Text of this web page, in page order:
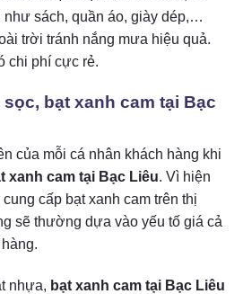
như sách, quần áo, giày dép,…
trời tránh nắng mưa hiệu quả.
chi phí cực rẻ.
bạt xanh cam tại Bạc
của mỗi cá nhân khách hàng khi
xanh cam tại Bạc Liêu. Vì hiện
cấp bạt xanh cam trên thị
sẽ thường dựa vào yếu tố giá cả
nhựa, bạt xanh cam tại Bạc Liêu